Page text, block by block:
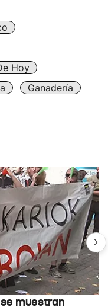
Hoy
Ganadería
muestran